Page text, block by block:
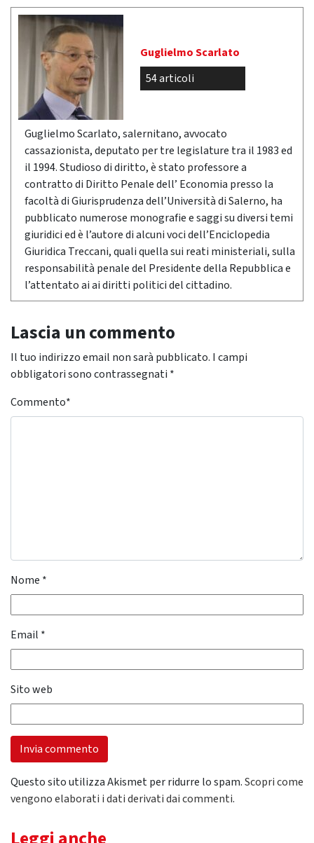
Guglielmo Scarlato
54 articoli
Guglielmo Scarlato, salernitano, avvocato
cassazionista, deputato per tre legislature tra il 1983 ed
il 1994. Studioso di diritto, è stato professore a
contratto di Diritto Penale dell’ Economia presso la
facoltà di Giurisprudenza dell’Università di Salerno, ha
pubblicato numerose monografie e saggi su diversi temi
giuridici ed è l’autore di alcuni voci dell’Enciclopedia
Giuridica Treccani, quali quella sui reati ministeriali, sulla
responsabilità penale del Presidente della Repubblica e
l’attentato ai ai diritti politici del cittadino.
Lascia un commento
Il tuo indirizzo email non sarà pubblicato. I campi
obbligatori sono contrassegnati *
Commento*
Nome *
Email *
Sito web
Questo sito utilizza Akismet per ridurre lo spam.Scopri come
vengono elaborati i dati derivati dai commenti.